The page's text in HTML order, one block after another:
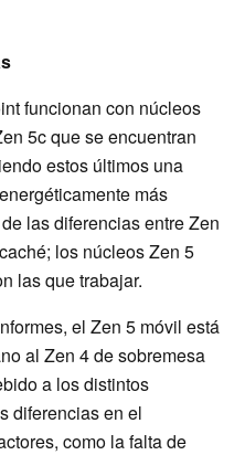
funcionan con núcleos
5c que se encuentran
estos últimos una
más
las diferencias entre Zen
los núcleos Zen 5
las que trabajar.
el Zen 5 móvil está
al Zen 4 de sobremesa
a los distintos
diferencias en el
como la falta de